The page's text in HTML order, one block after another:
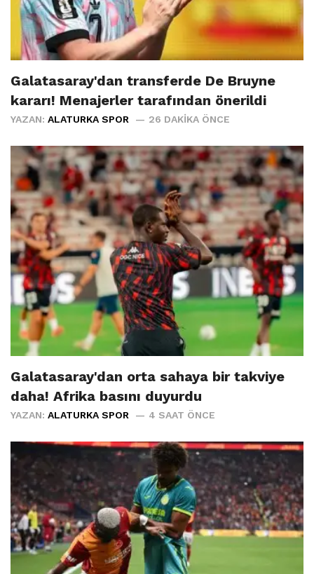
Galatasaray'dan transferde De Bruyne
kararı! Menajerler tarafından önerildi
YAZAN: ALATURKA SPOR 26 DAKIKA ÖNCE
Galatasaray'dan orta sahaya bir takviye
daha! Afrika basını duyurdu
YAZAN: ALATURKA SPOR 4 SAAT ÖNCE